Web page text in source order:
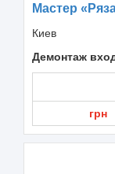
Мастер
Киев
Демонтаж
грн